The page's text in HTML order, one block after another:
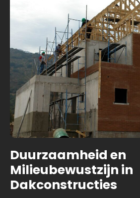
Duurzaamheid en
Milieubewustzijn in
Dakconstructies